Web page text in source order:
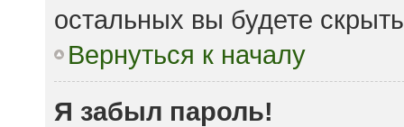
остальных вы будете
Вернуться к началу
Я забыл пароль!